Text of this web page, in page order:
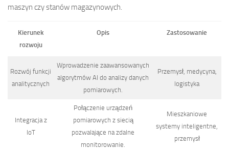
maszyn czy stanów magazynowych.
Kierunek
rozwoju
Opis Zastosowanie
Rozwój funkcji
analitycznych
Wprowadzenie zaawansowanych
algorytmów AI do analizy danych
pomiarowych.
Przemysł, medycyna,
logistyka
Integracja z
IoT
Połączenie urządzeń
pomiarowych z siecią
pozwalające na zdalne
monitorowanie.
Mieszkaniowe
systemy inteligentne,
przemysł